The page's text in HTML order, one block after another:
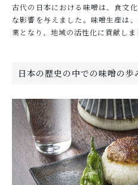
古代の日本における味噌は、食文
な影響を与えました。味噌生産は
業となり、地域の活性化に貢献しま
日本の歴史の中での味噌の歩